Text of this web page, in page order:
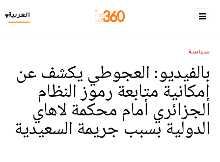
العربية▾
سياسة
بالفيديو: العجوطي يكشف عن
إمكانية متابعة رموز النظام
الجزائري أمام محكمة لاهاي
الدولية بسبب جريمة السعيدية